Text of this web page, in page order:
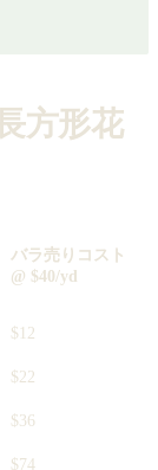
方形花
バラ売りコスト
@ $40/yd
$12
$22
$36
$74